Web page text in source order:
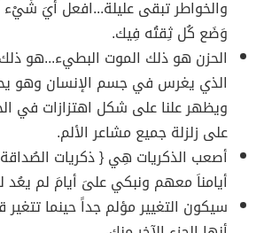
والخواطر تبقى عليلة...افعل أيَ
وَضَع كُل ثِقتُه فِيك.
الحزن هو ذلك الموت البطيء...هو
الذي يغرس في جسم الإنسان وهو
ويظهر علنا على شكل اهتزازات في
على زلزلة جميع مشاعر الألم.
أصعب الذكريات هِي { ذكريات
أيامناَ معهم ونبكي علىَ أيامَ لم يعُد
سيكون التغيير مؤلم جداً حينما